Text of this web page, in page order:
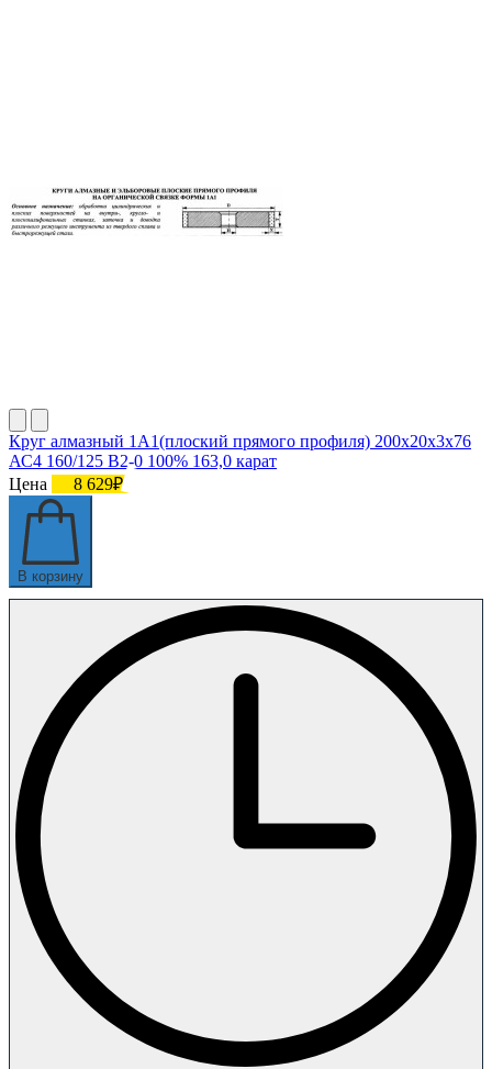
Круг алмазный 1А1(плоский прямого профиля) 200х20х3х76
АС4 160/125 В2-0 100% 163,0 карат
Цена
8 629₽
В корзину